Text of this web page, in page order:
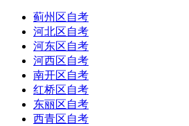
蓟州区自考
河北区自考
河东区自考
河西区自考
南开区自考
红桥区自考
东丽区自考
西青区自考